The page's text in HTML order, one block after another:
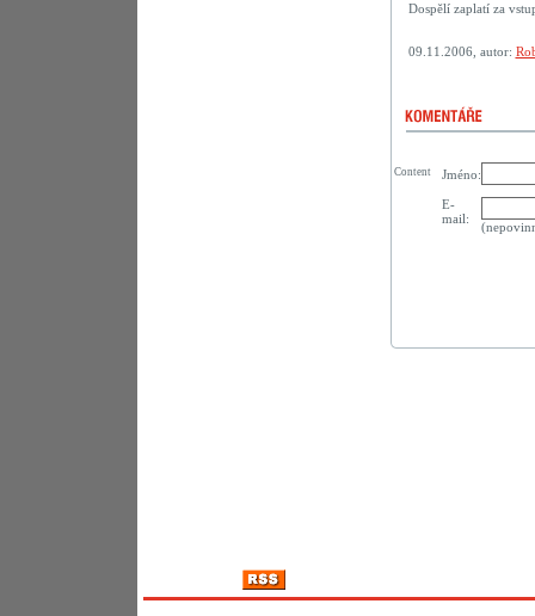
Dospělí zaplatí za
09.11.2006, autor:
Jméno:
E-
mail:
Content